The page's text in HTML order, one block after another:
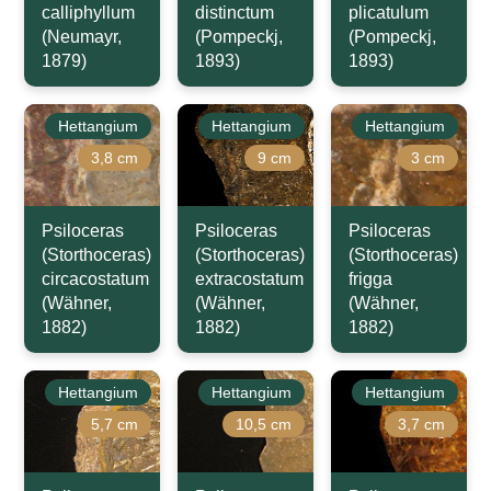
calliphyllum
(Neumayr,
1879)
distinctum
(Pompeckj,
1893)
plicatulum
(Pompeckj,
1893)
Hettangium
3,8 cm
Psiloceras
(Storthoceras)
circacostatum
(Wähner,
1882)
Hettangium
9 cm
Psiloceras
(Storthoceras)
extracostatum
(Wähner,
1882)
Hettangium
3 cm
Psiloceras
(Storthoceras)
frigga
(Wähner,
1882)
Hettangium
5,7 cm
Hettangium
10,5 cm
Hettangium
3,7 cm